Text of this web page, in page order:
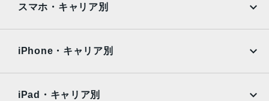
AQUOS
OPPO Android
Surface
Xiaomi Tablet
スマホ・キャリア別
Ymobile
iPhone・キャリア別
iPad・キャリア別